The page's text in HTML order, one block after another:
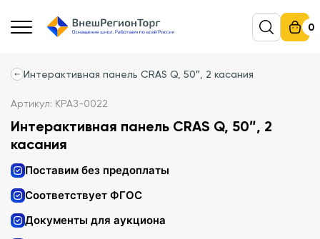
0
Интерактивная панель CRAS Q, 50″, 2 касания
Артикул: КРАЗ-0022
Интерактивная панель CRAS Q, 50″, 2
касания
Поставим без предоплаты
Соответствует ФГОС
Документы для аукциона